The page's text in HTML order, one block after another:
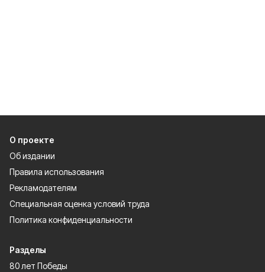
О проекте
Об издании
Правила использования
Рекламодателям
Специальная оценка условий труда
Политика конфиденциальности
Разделы
80 лет Победы